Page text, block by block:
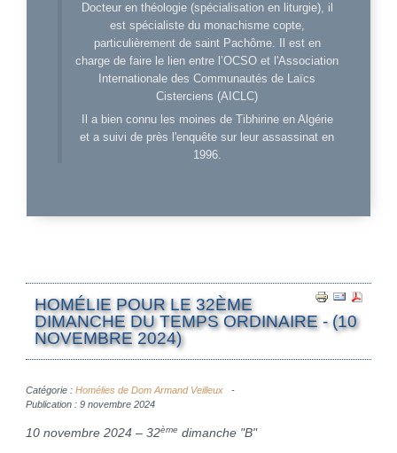
Docteur en théologie (spécialisation en liturgie), il
est spécialiste du monachisme copte,
particulièrement de saint Pachôme. Il est en
charge de faire le lien entre l’OCSO et l'Association
Internationale des Communautés de Laïcs
Cisterciens (AICLC)
Il a bien connu les moines de Tibhirine en Algérie
et a suivi de près l'enquête sur leur assassinat en
1996.
HOMÉLIE POUR LE 32ÈME
DIMANCHE DU TEMPS ORDINAIRE - (10
NOVEMBRE 2024)
Catégorie : Homélies de Dom Armand Veilleux
Publication : 9 novembre 2024
10 novembre 2024 – 32ème dimanche "B"